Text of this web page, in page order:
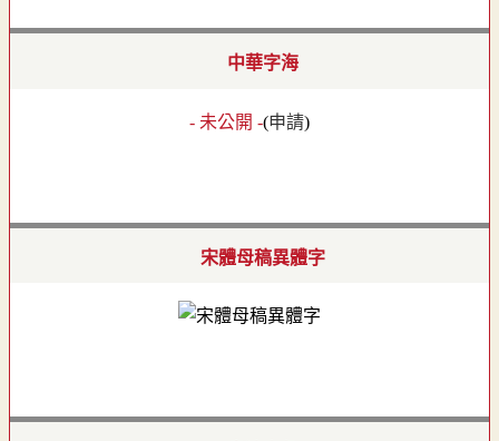
中華字海
- 未公開 -(申請)
宋體母稿異體字